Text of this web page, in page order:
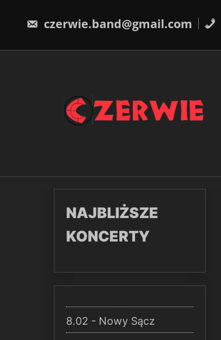
czerwie.band@gmail.com
NAJBLIŻSZE
KONCERTY
8.02 - Nowy Sącz